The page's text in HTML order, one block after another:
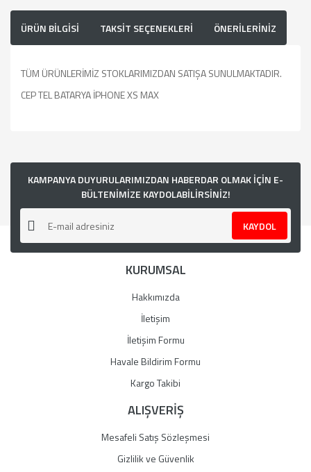
ÜRÜN BİLGİSİ TAKSİT SEÇENEKLERİ ÖNERİLERİNİZ
TÜM ÜRÜNLERİMİZ STOKLARIMIZDAN SATIŞA SUNULMAKTADIR.
CEP TEL BATARYA İPHONE XS MAX
kullanarak tarafımıza iletebilirsiniz.
Görüş ve önerileriniz için teşekkür ederiz.
Ürün resmi kalitesiz, bozuk veya görüntülenemiyor.
Ürün açıklamasında eksik bilgiler bulunuyor.
Ürün bilgilerinde hatalar bulunuyor.
Ürün fiyatı diğer sitelerden daha pahalı.
Gönder
KAMPANYA DUYURULARIMIZDAN HABERDAR OLMAK İÇİN E-
BÜLTENİMİZE KAYDOLABİLİRSİNİZ!
KAYDOL
KURUMSAL
Hakkımızda
İletişim
İletişim Formu
Havale Bildirim Formu
Kargo Takibi
ALIŞVERİŞ
Mesafeli Satış Sözleşmesi
Gizlilik ve Güvenlik